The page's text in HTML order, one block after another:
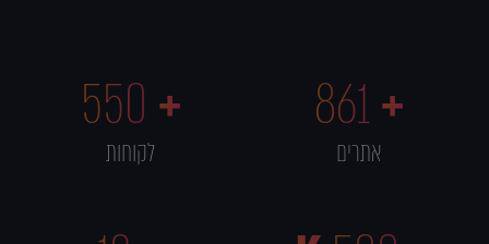
+
861
אתרים
+
550
לקוחות